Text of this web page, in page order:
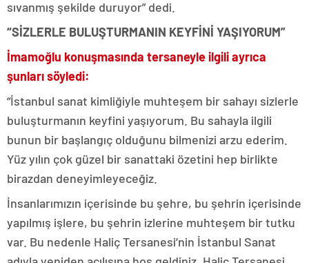
sıvanmış şekilde duruyor” dedi.
“SİZLERLE BULUŞTURMANIN KEYFİNİ YAŞIYORUM”
İmamoğlu konuşmasında tersaneyle ilgili ayrıca
şunları söyledi:
“İstanbul sanat kimliğiyle muhteşem bir sahayı sizlerle
buluşturmanın keyfini yaşıyorum. Bu sahayla ilgili
bunun bir başlangıç olduğunu bilmenizi arzu ederim.
Yüz yılın çok güzel bir sanattaki özetini hep birlikte
birazdan deneyimleyeceğiz.
İnsanlarımızın içerisinde bu şehre, bu şehrin içerisinde
yapılmış işlere, bu şehrin izlerine muhteşem bir tutku
var. Bu nedenle Haliç Tersanesi’nin İstanbul Sanat